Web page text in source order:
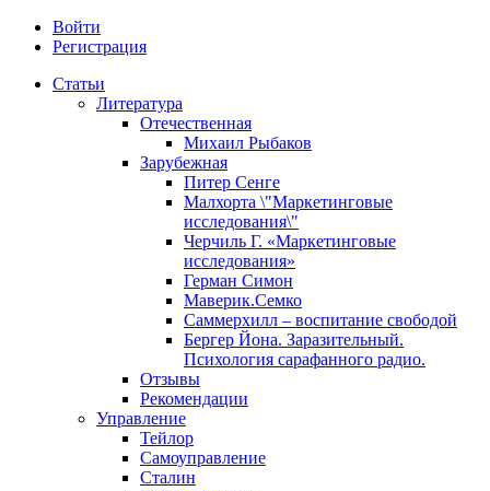
Войти
Регистрация
Статьи
Литература
Отечественная
Михаил Рыбаков
Зарубежная
Питер Сенге
Малхорта \"Маркетинговые
исследования\"
Черчиль Г. «Маркетинговые
исследования»
Герман Симон
Маверик.Семко
Саммерхилл – воспитание свободой
Бергер Йона. Заразительный.
Психология сарафанного радио.
Отзывы
Рекомендации
Управление
Тейлор
Самоуправление
Сталин